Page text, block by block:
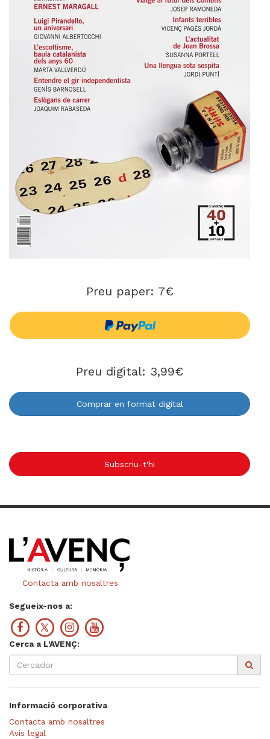
Preu paper: 7€
Preu digital: 3,99€
Comprar en format digital
Subscriu-t'hi
Contacta amb nosaltres
Segueix-nos a:
Cerca a L'AVENÇ:
Informació corporativa
Contacta amb nosaltres
Avís legal